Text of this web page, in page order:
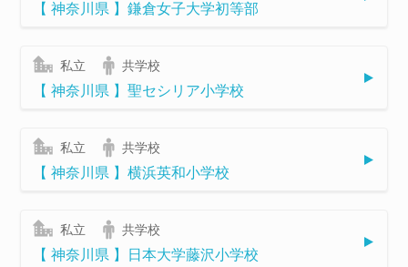
【 神奈川県 】鎌倉女子大学初等部
私立 共学校
【 神奈川県 】聖セシリア小学校
私立 共学校
【 神奈川県 】横浜英和小学校
私立 共学校
【 神奈川県 】日本大学藤沢小学校